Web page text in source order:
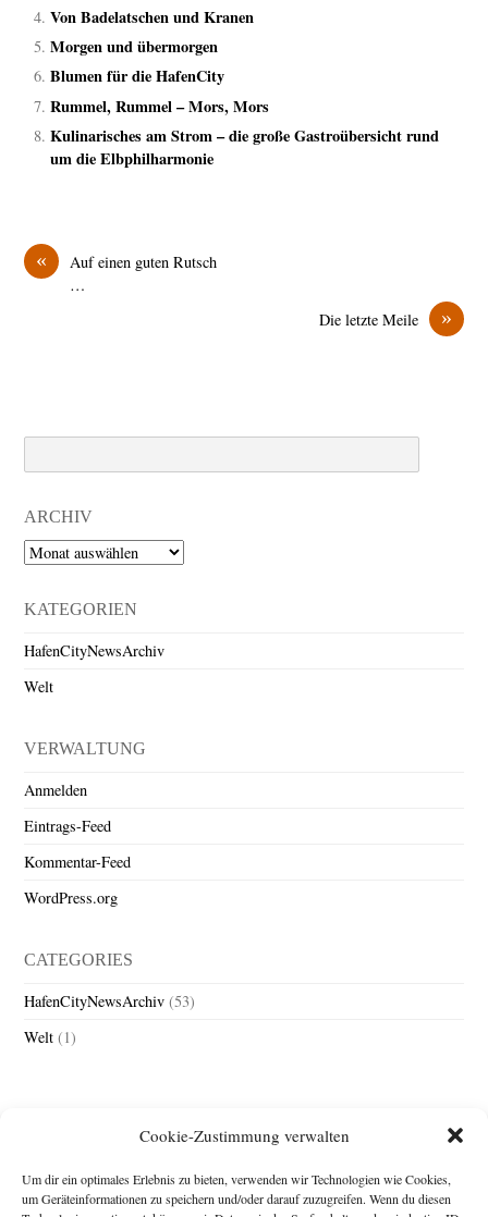
Cookie-Zustimmung verwalten
Um dir ein optimales Erlebnis zu bieten, verwenden wir Technologien wie Cookies,
um Geräteinformationen zu speichern und/oder darauf zuzugreifen. Wenn du diesen
Von Badelatschen und Kranen
Morgen und übermorgen
Blumen für die HafenCity
Rummel, Rummel – Mors, Mors
Kulinarisches am Strom – die große Gastroübersicht rund
um die Elbphilharmonie
«
Auf einen guten Rutsch
…
»
Die letzte Meile
ARCHIV
Archiv
KATEGORIEN
HafenCityNewsArchiv
Welt
VERWALTUNG
Anmelden
Eintrags-Feed
Kommentar-Feed
WordPress.org
CATEGORIES
HafenCityNewsArchiv (53)
Welt (1)